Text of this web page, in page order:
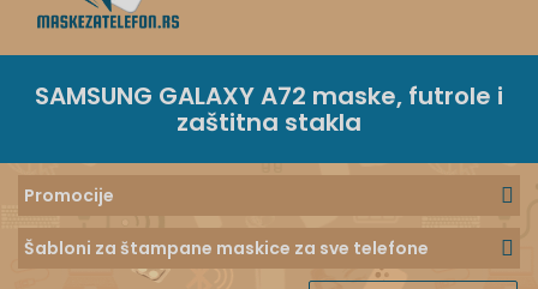
SAMSUNG GALAXY A72 maske, futrole i
zaštitna stakla
Promocije
Šabloni za štampane maskice za sve telefone